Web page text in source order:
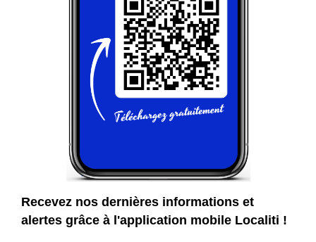
Recevez nos dernières informations et
alertes grâce à l'application mobile Localiti !